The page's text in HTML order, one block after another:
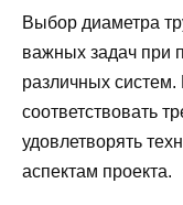
Выбор диаметра
важных задач при
различных
соответствовать
удовлетворять
аспектам проекта.